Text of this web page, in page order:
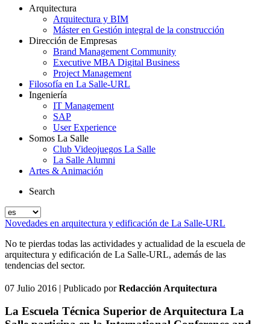
Arquitectura
Arquitectura y BIM
Máster en Gestión integral de la construcción
Dirección de Empresas
Brand Management Community
Executive MBA Digital Business
Project Management
Filosofía en La Salle-URL
Ingeniería
IT Management
SAP
User Experience
Somos La Salle
Club Videojuegos La Salle
La Salle Alumni
Artes & Animación
Search
Novedades en arquitectura y edificación de La Salle-URL
No te pierdas todas las actividades y actualidad de la escuela de
arquitectura y edificación de La Salle-URL, además de las
tendencias del sector.
07 Julio 2016 | Publicado porRedacción Arquitectura
La Escuela Técnica Superior de Arquitectura La